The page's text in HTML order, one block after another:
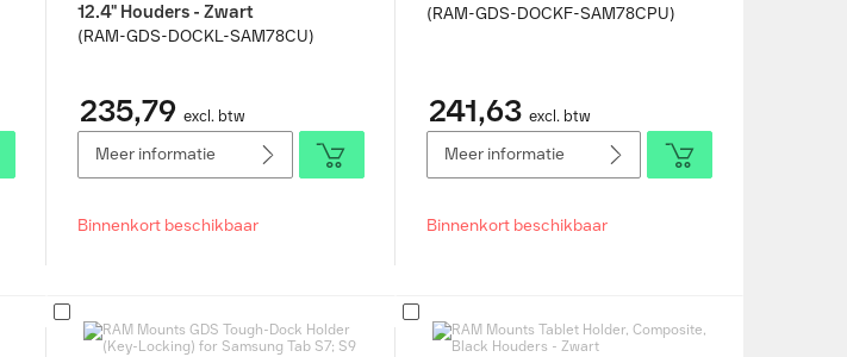
12.4" Houders - Zwart
(RAM-GDS-DOCKL-SAM78CU)
235,79 excl. btw
Meer informatie
Binnenkort beschikbaar
(RAM-GDS-DOCKF-SAM78CPU)
241,63 excl. btw
Meer informatie
Binnenkort beschikbaar